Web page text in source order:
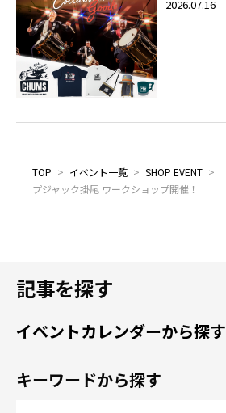
2026.07.16
TOP > イベント一覧 > SHOP EVENT >
プジャック掛尾 ワークショップ開催！
記事を探す
イベントカレンダーから探す
キーワードから探す